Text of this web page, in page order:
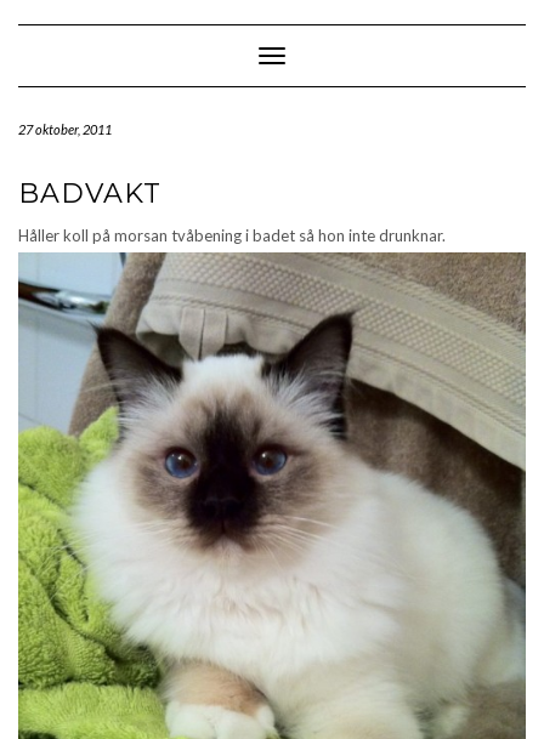
Toggle Navigation
27 oktober, 2011
BADVAKT
Håller koll på morsan tvåbening i badet så hon inte drunknar.